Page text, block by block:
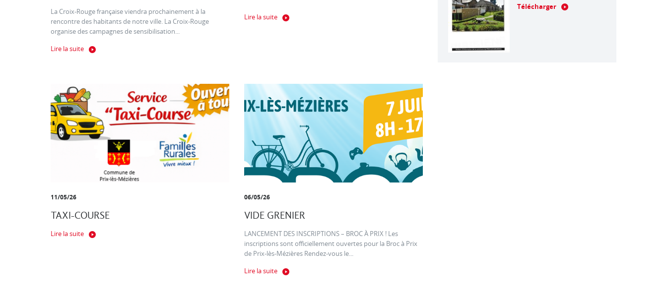
La Croix-Rouge française viendra prochainement à la
rencontre des habitants de notre ville. La Croix-Rouge
organise des campagnes de sensibilisation...
Lire la suite
Lire la suite
11/05/26
TAXI-COURSE
Lire la suite
06/05/26
VIDE GRENIER
LANCEMENT DES INSCRIPTIONS – BROC À PRIX ! Les
inscriptions sont officiellement ouvertes pour la Broc à Prix
de Prix-lès-Mézières Rendez-vous le...
Lire la suite
Télécharger